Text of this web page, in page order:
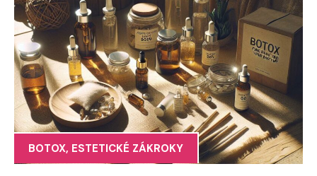
BOTOX, ESTETICKÉ ZÁKROKY